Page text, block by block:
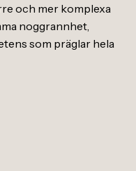
och mer komplexa
noggrannhet,
som präglar hela